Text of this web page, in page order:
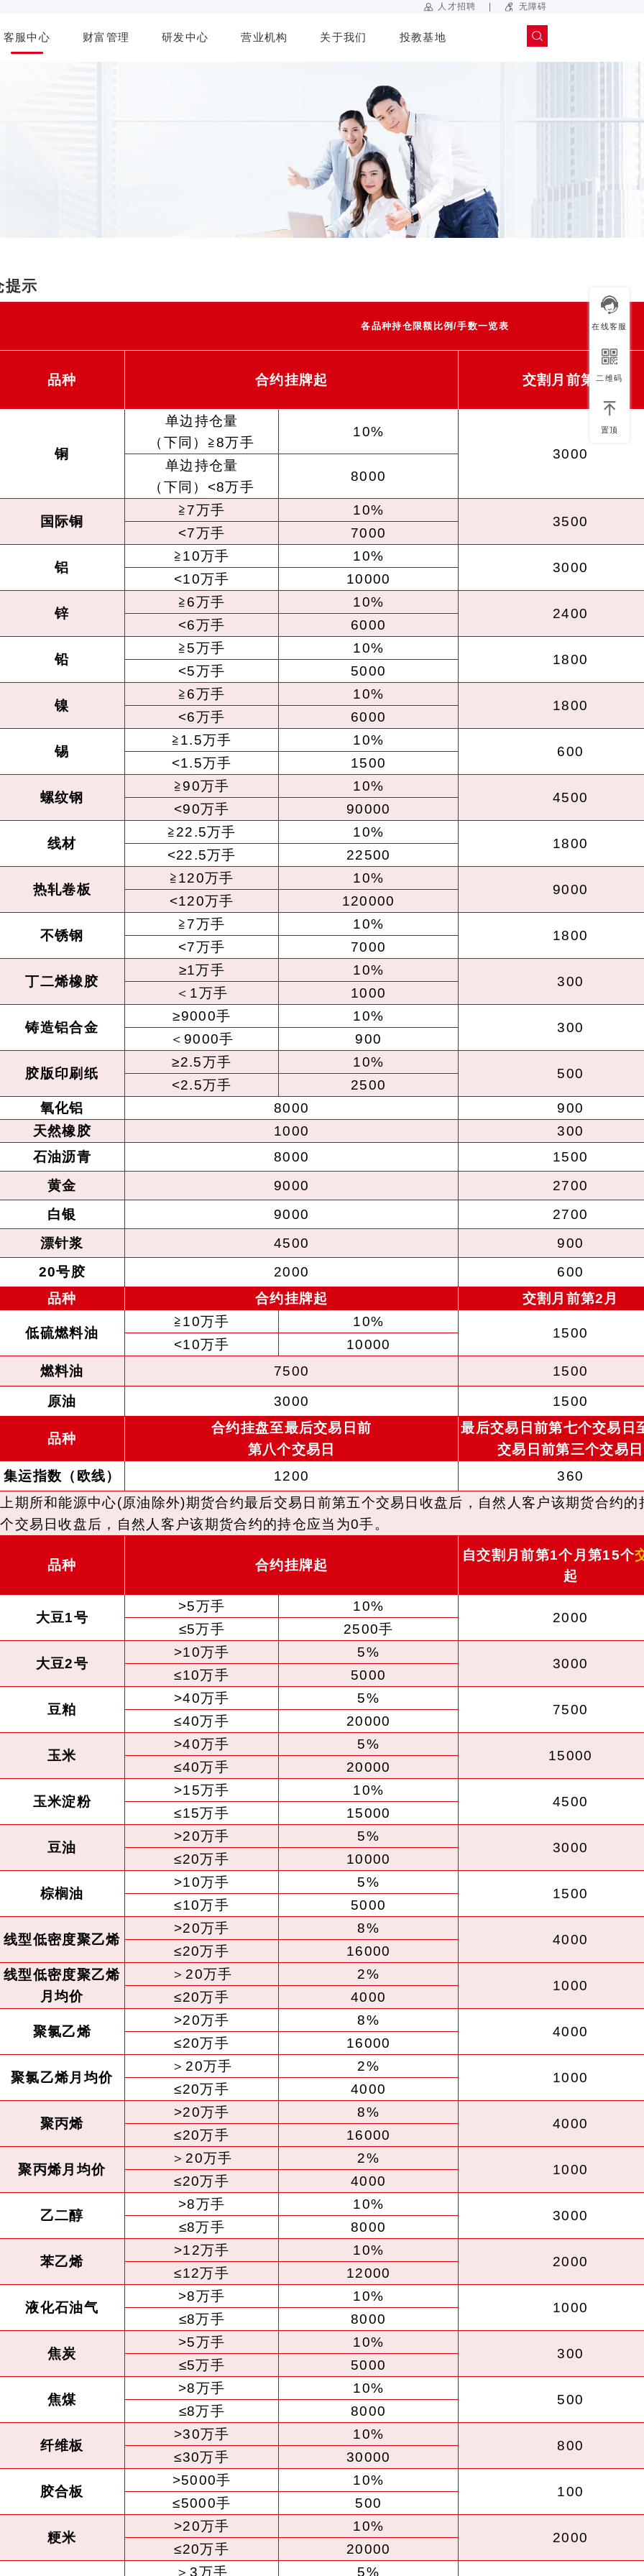
人才招聘 无障碍
客服中心 财富管理 研发中心 营业机构 关于我们 投教基地
在线客服
二维码
置顶
提示
各品种持仓限额比例/手数一览表
品种 合约挂牌起 交割月前第1月
铜
单边持仓量
（下同）≧8万手
10%
3000
单边持仓量
（下同）<8万手
8000
国际铜
≧7万手 10%
3500
<7万手 7000
铝
≧10万手 10%
3000
<10万手 10000
锌
≧6万手 10%
2400
<6万手 6000
铅
≧5万手 10%
1800
<5万手 5000
镍
≧6万手 10%
1800
<6万手 6000
锡
≧1.5万手 10%
600
<1.5万手 1500
螺纹钢
≧90万手 10%
4500
<90万手 90000
线材
≧22.5万手 10%
1800
<22.5万手 22500
热轧卷板
≧120万手 10%
9000
<120万手 120000
不锈钢
≧7万手 10%
1800
<7万手 7000
丁二烯橡胶
≥1万手 10%
300
＜1万手 1000
铸造铝合金
≥9000手 10%
300
＜9000手 900
胶版印刷纸
≥2.5万手 10%
500
<2.5万手
2500
氧化铝
8000
900
天然橡胶
1000
300
石油沥青
8000
1500
黄金
9000
2700
白银
9000
2700
漂针浆
4500
900
20号胶
2000
600
品种
合约挂牌起 交割月前第2月
低硫燃料油
≧10万手 10%
1500
<10万手
10000
燃料油
7500
1500
原油
3000 1500
品种
合约挂盘至最后交易日前
第八个交易日
最后交易日前第七个交易日
交易日前第三个交易日
集运指数（欧线）
1200
360
上期所和能源中心(原油除外)期货合约最后交易日前第五个交易日收盘后，自然人客户该期货合约
个交易日收盘后，自然人客户该期货合约的持仓应当为0手。
品种 合约挂牌起
自交割月前第1个月第15个
起
大豆1号
>5万手 10%
2000
≤5万手 2500手
大豆2号
>10万手 5%
3000
≤10万手 5000
豆粕
>40万手 5%
7500
≤40万手 20000
玉米
>40万手 5%
15000
≤40万手 20000
玉米淀粉
>15万手 10%
4500
≤15万手 15000
豆油
>20万手 5%
3000
≤20万手 10000
棕榈油
>10万手 5%
1500
≤10万手 5000
线型低密度聚乙烯
>20万手 8%
4000
≤20万手
16000
线型低密度聚乙烯
月均价
＞20万手 2%
1000
≤20万手 4000
聚氯乙烯
>20万手 8%
4000
≤20万手 16000
聚氯乙烯月均价
＞20万手 2%
1000
≤20万手 4000
聚丙烯
>20万手 8%
4000
≤20万手 16000
聚丙烯月均价
＞20万手 2%
1000
≤20万手 4000
乙二醇
>8万手 10%
3000
≤8万手 8000
苯乙烯
>12万手 10%
2000
≤12万手 12000
液化石油气
>8万手 10%
1000
≤8万手 8000
焦炭
>5万手 10%
300
≤5万手 5000
焦煤
>8万手 10%
500
≤8万手 8000
纤维板
>30万手 10%
800
≤30万手 30000
胶合板
>5000手 10%
100
≤5000手 500
粳米
>20万手 10%
2000
≤20万手 20000
＞3万手 5%